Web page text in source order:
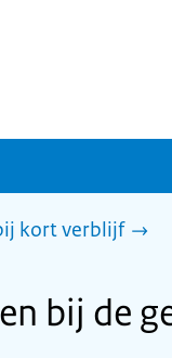
kort verblijf
bij de